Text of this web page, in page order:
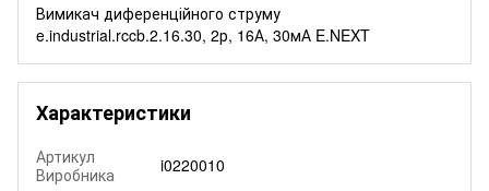
Вимикач диференційного струму
e.industrial.rccb.2.16.30, 2р, 16А, 30мА E.NEXT
Характеристики
Артикул
Виробника
i0220010